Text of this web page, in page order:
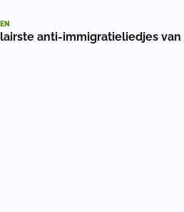
anti-immigratieliedjes van